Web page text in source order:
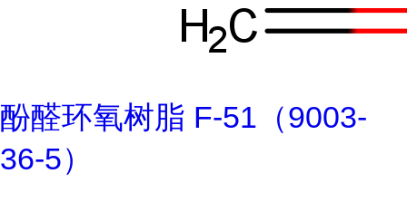
酚醛环氧树脂 F-51（9003-
36-5）